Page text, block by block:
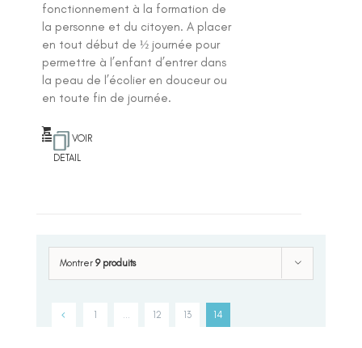
fonctionnement à la formation de
la personne et du citoyen. A placer
en tout début de ½ journée pour
permettre à l’enfant d’entrer dans
la peau de l’écolier en douceur ou
en toute fin de journée.
VOIR
DETAIL
Montrer 9 produits
1 12 13 14